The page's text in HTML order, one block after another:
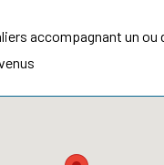
accompagnant un ou